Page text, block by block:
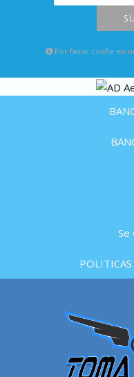
Por favor confie en
Se